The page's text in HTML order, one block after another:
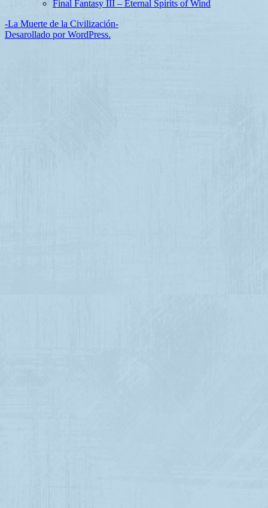
Final Fantasy III – Eternal Spirits of Wind
-La Muerte de la Civilización-
Desarollado por WordPress.